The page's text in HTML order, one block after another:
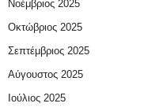
Νοέμβριος 2025
Οκτώβριος 2025
Σεπτέμβριος 2025
Αύγουστος 2025
Ιούλιος 2025